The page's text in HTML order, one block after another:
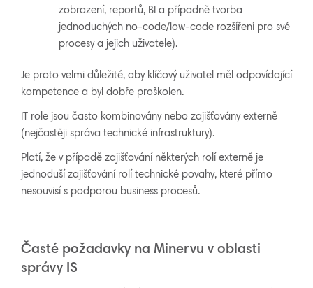
zobrazení, reportů, BI a případně tvorba
jednoduchých no-code/low-code rozšíření pro své
procesy a jejich uživatele).
Je proto velmi důležité, aby klíčový uživatel měl odpovídající
kompetence a byl dobře proškolen.
IT role jsou často kombinovány nebo zajišťovány externě
(nejčastěji správa technické infrastruktury).
Platí, že v případě zajišťování některých rolí externě je
jednoduší zajišťování rolí technické povahy, které přímo
nesouvisí s podporou business procesů.
Časté požadavky na Minervu v oblasti
správy IS